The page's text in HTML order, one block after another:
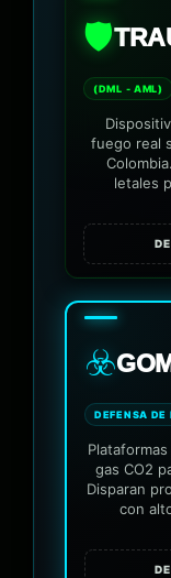
🛡️
(DML - AML)
fuego real
letales
☣️
DEFENSA
gas CO2
Disparan
con